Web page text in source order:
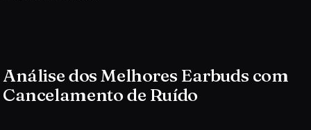
Análise dos Melhores Earbuds com
Cancelamento de Ruído